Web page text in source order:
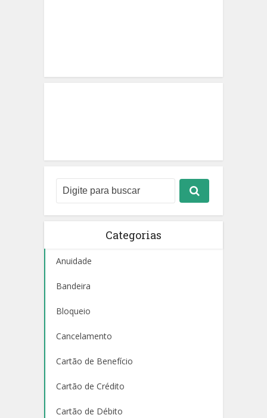
Categorias
Anuidade
Bandeira
Bloqueio
Cancelamento
Cartão de Benefício
Cartão de Crédito
Cartão de Débito